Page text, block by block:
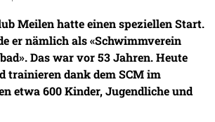
Meilen hatte einen speziellen Start.
er nämlich als «Schwimmverein
Das war vor 53 Jahren. Heute
trainieren dank dem SCM im
etwa 600 Kinder, Jugendliche und